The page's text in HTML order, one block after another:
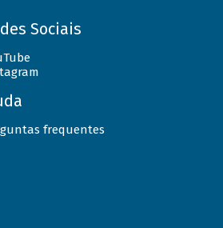
Sociais
frequentes